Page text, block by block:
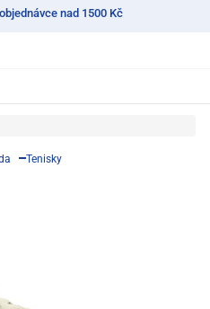
nad 1500 Kč
Tenisky